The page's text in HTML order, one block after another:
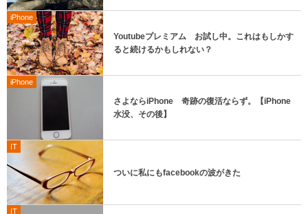
iPhone
Youtubeプレミアム お試し中。これはもしかす
ると続けるかもしれない？
iPhone
さよならiPhone 奇跡の復活ならず。【iPhone
水没、その後】
IT
ついに私にもfacebookの波がきた
IT